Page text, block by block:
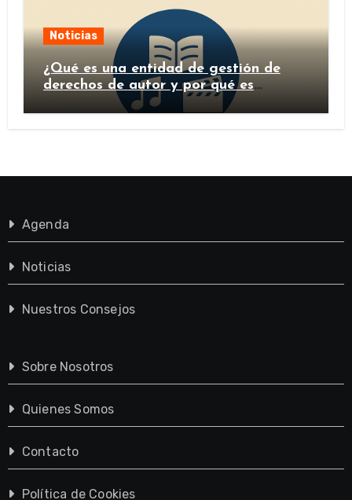
Noticias
¿Qué es una entidad de gestión de
derechos de autor y por qué es
importante?
Agenda
Noticias
Nuestros Consejos
Sobre Nosotros
Quienes Somos
Contacto
Política de Cookies